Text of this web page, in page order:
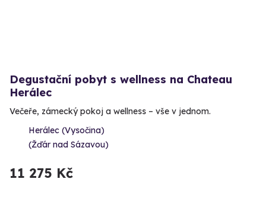
Degustační pobyt s wellness na Chateau
Herálec
Večeře, zámecký pokoj a wellness – vše v jednom.
Herálec (Vysočina)
(Žďár nad Sázavou)
11 275 Kč